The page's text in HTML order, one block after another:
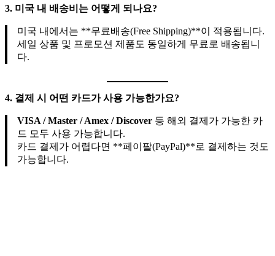
3. 미국 내 배송비는 어떻게 되나요?
미국 내에서는 **무료배송(Free Shipping)**이 적용됩니다.
세일 상품 및 프로모션 제품도 동일하게 무료로 배송됩니
다.
4. 결제 시 어떤 카드가 사용 가능한가요?
VISA / Master / Amex / Discover 등 해외 결제가 가능한 카
드 모두 사용 가능합니다.
카드 결제가 어렵다면 **페이팔(PayPal)**로 결제하는 것도
가능합니다.